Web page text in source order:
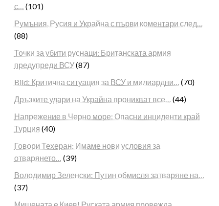
с…
(101)
Румъния, Русия и Украйна с първи коментари след…
(88)
Точки за убити руснаци: Британската армия
предупреди ВСУ(87)
Bild: Критична ситуация за ВСУ и милиардни…
(70)
Дръзките удари на Украйна проникват все…
(44)
Напрежение в Черно море: Опасни инциденти край
Турция (40)
Говори Техеран: Имаме нови условия за
отварянето…
(39)
Володимир Зеленски: Путин обмисля затваряне на…
(37)
Мишената е Киев! Руската армия провежда